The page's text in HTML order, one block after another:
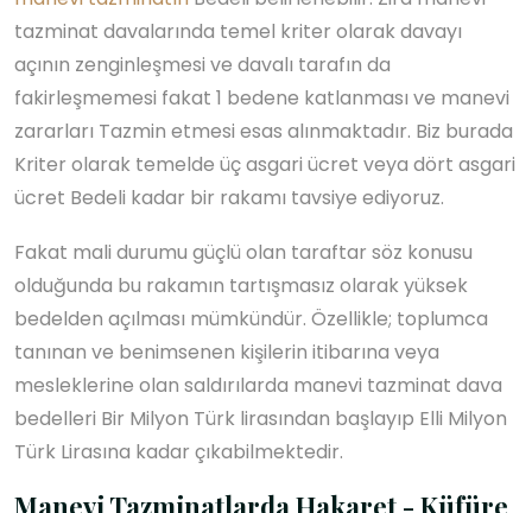
tazminat davalarında temel kriter olarak davayı
açının zenginleşmesi ve davalı tarafın da
fakirleşmemesi fakat 1 bedene katlanması ve manevi
zararları Tazmin etmesi esas alınmaktadır. Biz burada
Kriter olarak temelde üç asgari ücret veya dört asgari
ücret Bedeli kadar bir rakamı tavsiye ediyoruz.
Fakat mali durumu güçlü olan taraftar söz konusu
olduğunda bu rakamın tartışmasız olarak yüksek
bedelden açılması mümkündür. Özellikle; toplumca
tanınan ve benimsenen kişilerin itibarına veya
mesleklerine olan saldırılarda manevi tazminat dava
bedelleri Bir Milyon Türk lirasından başlayıp Elli Milyon
Türk Lirasına kadar çıkabilmektedir.